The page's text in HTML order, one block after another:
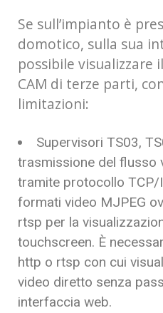
Se sull’impianto è
domotico, sulla sua
possibile visualizzare
CAM di terze parti,
limitazioni:
Supervisori TS03,
trasmissione del flusso
tramite protocollo
formati video MJPEG
rtsp per la
touchscreen. È
http o rtsp con cui
video diretto senza
interfaccia web.